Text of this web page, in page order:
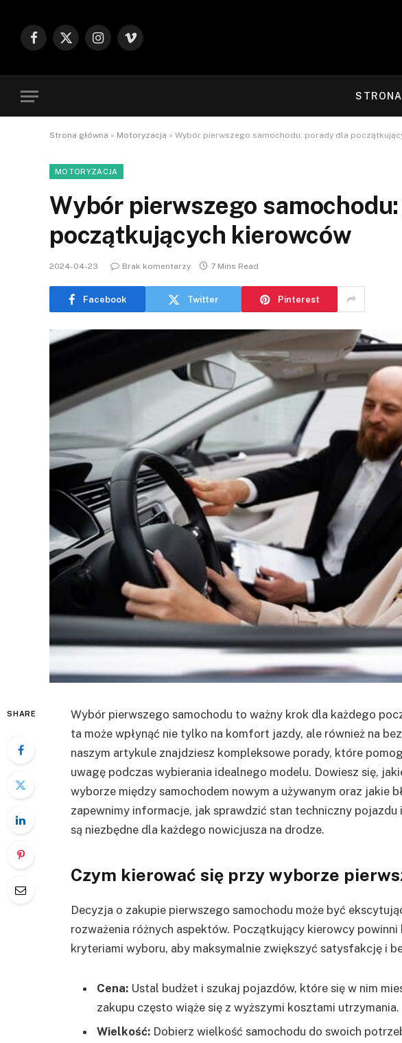
Facebook
X
Instagram
Vimeo
Strona główna » Motoryzacja » Wybór pierwszego samochodu: porady dla
MOTORYZACJA
Wybór pierwszego
początkujących kierowców
2024-04-23 Brak komentarzy 7 Mins Read
Facebook Twitter Pinterest
SHARE
Wybór pierwszego samochodu to ważny krok dla każdego
ta może wpłynąć nie tylko na komfort jazdy, ale również na
naszym artykule znajdziesz kompleksowe porady, które
uwagę podczas wybierania idealnego modelu. Dowiesz się,
wyborze między samochodem nowym a używanym oraz jakie
zapewnimy informacje, jak sprawdzić stan techniczny
są niezbędne dla każdego nowicjusza na drodze.
Czym kierować się przy wyborze
Decyzja o zakupie pierwszego samochodu może być
rozważenia różnych aspektów. Początkujący kierowcy
kryteriami wyboru, aby maksymalnie zwiększyć satysfakcję i
Cena: Ustal budżet i szukaj pojazdów, które się w nim
zakupu często wiąże się z wyższymi kosztami utrzymania.
Wielkość: Dobierz wielkość samochodu do swoich